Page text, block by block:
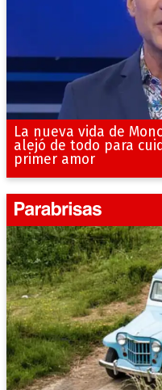
La nueva vida de
alejó de todo para
primer amor